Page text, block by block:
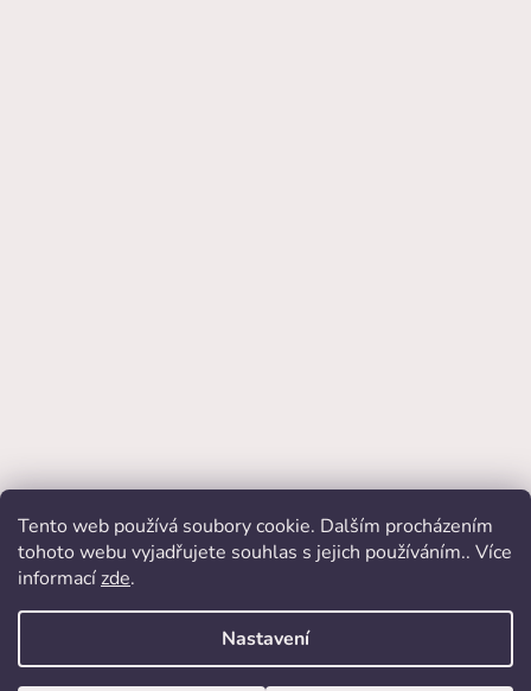
Tento web používá soubory cookie. Dalším procházením
tohoto webu vyjadřujete souhlas s jejich používáním.. Více
informací zde.
Nastavení
Přijímáme online platby